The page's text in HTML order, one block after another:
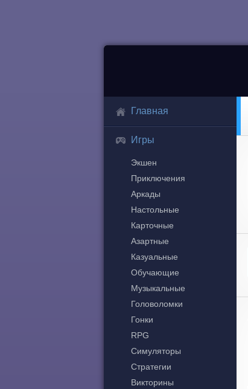
Главная
Игры
Экшен
Приключения
Аркады
Настольные
Карточные
Азартные
Казуальные
Обучающие
Музыкальные
Головоломки
Гонки
RPG
Симуляторы
Стратегии
Викторины